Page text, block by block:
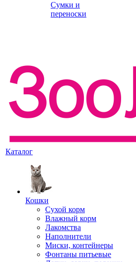
Сумки и
переноски
Каталог
Кошки
Сухой корм
Влажный корм
Лакомства
Наполнители
Миски, контейнеры
Фонтаны питьевые